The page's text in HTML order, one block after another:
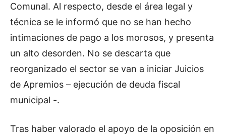
Comunal. Al respecto, desde el área legal y
técnica se le informó que no se han hecho
intimaciones de pago a los morosos, y presenta
un alto desorden. No se descarta que
reorganizado el sector se van a iniciar Juicios
de Apremios – ejecución de deuda fiscal
municipal -.
Tras haber valorado el apoyo de la oposición en